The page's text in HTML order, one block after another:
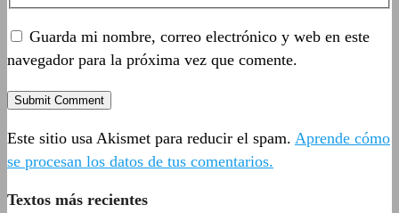
Guarda mi nombre, correo electrónico y web en este
navegador para la próxima vez que comente.
Este sitio usa Akismet para reducir el spam. Aprende cómo
se procesan los datos de tus comentarios.
Textos más recientes